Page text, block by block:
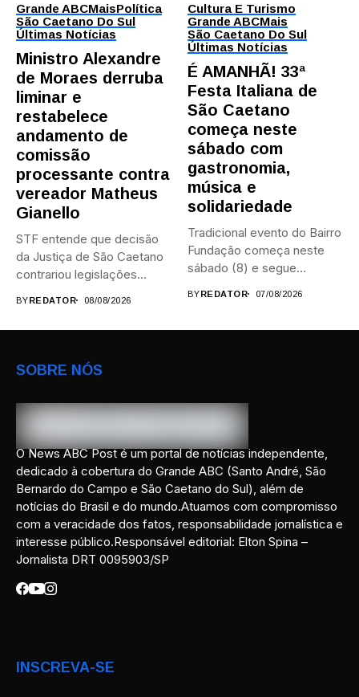
Grande ABCMaisPolítica
São Caetano Do Sul
Últimas Notícias
Ministro Alexandre
de Moraes derruba
liminar e
restabelece
andamento de
comissão
processante contra
vereador Matheus
Gianello
STF entende que decisão
da Justiça de São Caetano
contrariou legislações
BYREDATOR 08/08/2026
Cultura E Turismo
Grande ABCMais
São Caetano Do Sul
Últimas Notícias
É AMANHÃ! 33ª
Festa Italiana de
São Caetano
começa neste
sábado com
gastronomia,
música e
solidariedade
Tradicional evento do Bairro
Fundação começa neste
sábado (8) e segue
BYREDATOR 07/08/2026
SOBRE NÓS
O News ABC Post é um portal de notícias independente,
dedicado à cobertura do Grande ABC (Santo André, São
Bernardo do Campo e São Caetano do Sul), além de
notícias do Brasil e do mundo.Atuamos com compromisso
com a veracidade dos fatos, responsabilidade jornalística e
interesse público.Responsável editorial: Elton Spina –
Jornalista DRT 0095903/SP
INSCREVA-SE